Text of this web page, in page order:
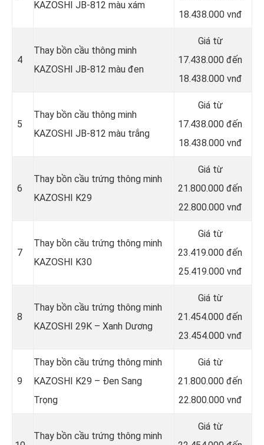
KAZOSHI JB-812 màu xám
18.438.000 vnđ
4
Thay bồn cầu thông minh
KAZOSHI JB-812 màu đen
Giá từ
17.438.000 đến
18.438.000 vnđ
5
Thay bồn cầu thông minh
KAZOSHI JB-812 màu trắng
Giá từ
17.438.000 đến
18.438.000 vnđ
6
Thay bồn cầu trứng thông minh
KAZOSHI K29
Giá từ
21.800.000 đến
22.800.000 vnđ
7
Thay bồn cầu trứng thông minh
KAZOSHI K30
Giá từ
23.419.000 đến
25.419.000 vnđ
8
Thay bồn cầu trứng thông minh
KAZOSHI 29K – Xanh Dương
Giá từ
21.454.000 đến
23.454.000 vnđ
9
Thay bồn cầu trứng thông minh
KAZOSHI K29 – Đen Sang
Trọng
Giá từ
21.800.000 đến
22.800.000 vnđ
Thay bồn cầu trứng thông minh
Giá từ